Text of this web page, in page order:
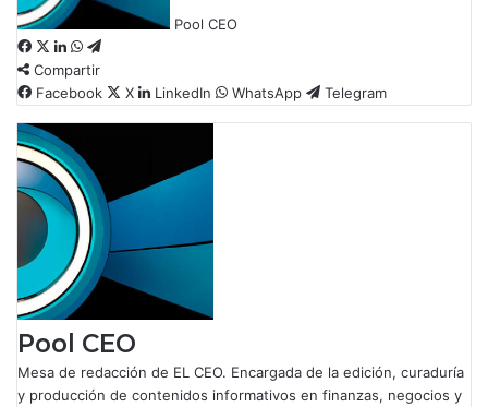
Pool CEO
F
a
c
b
o
o
k
X L
i
n
d
I
n
W
h
a
A
p
p
l
a
m
Compartir
Facebook
X LinkedIn WhatsApp Telegram
Pool CEO
Mesa de redacción de EL CEO. Encargada de la edición, curaduría
y producción de contenidos informativos en finanzas, negocios y